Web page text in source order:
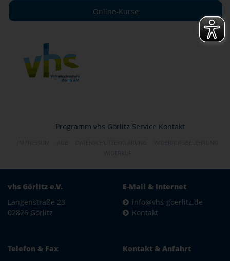
Online-Kurse
Programm vhs Görlitz Service Kontakt
vhs Görlitz e.V.
Langenstraße 23
02826 Görlitz
E-Mail & Internet
info@vhs-goerlitz.de
Kontakt
Telefon & Fax
Kontakt & Anfahrt